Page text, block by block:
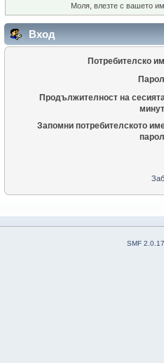
Моля, влезте с вашето
Вход
Потребителско
Продължителност на
Запомни потребителското
SMF 2.0.17